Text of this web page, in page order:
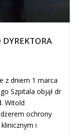
z dniem 1 marca
Szpitala objął dr
Witold
ochrony
i